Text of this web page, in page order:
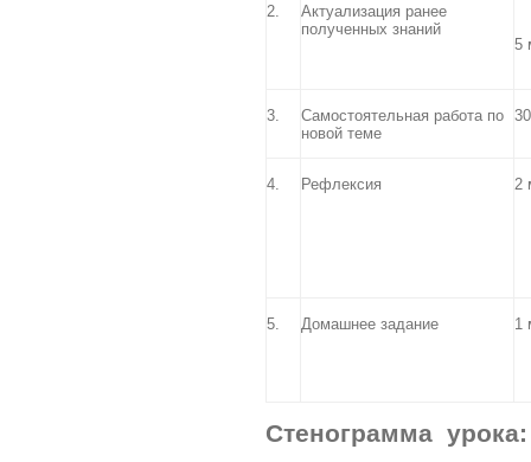
2.
Актуализация ранее
полученных знаний
5
3.
Самостоятельная работа по
новой теме
4. Рефлексия 2
5. Домашнее задание 1
Стенограмма урока: